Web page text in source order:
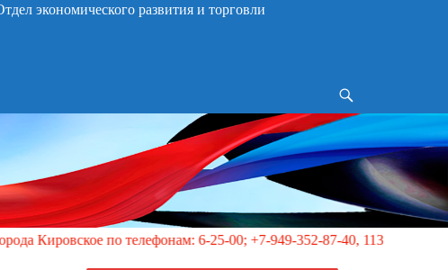
экономического развития и торговли
по телефонам: 6-25-00; +7-949-352-87-40, 113 (круглосуточно)